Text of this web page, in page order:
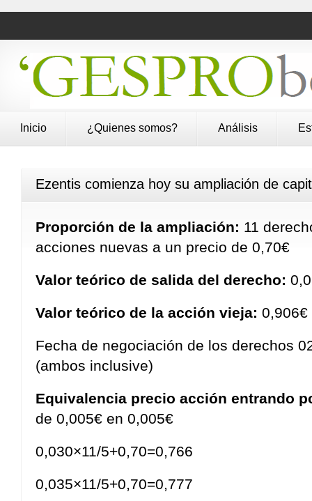
Inicio ¿Quienes somos? Análisis
Ezentis comienza hoy su ampliación de
Proporción de la ampliación: 11
acciones nuevas a un precio de 0,70€
Valor teórico de salida del derecho:
Valor teórico de la acción vieja: 0,906€
Fecha de negociación de los derechos
(ambos inclusive)
Equivalencia precio acción entrando
de 0,005€ en 0,005€
0,030×11/5+0,70=0,766
0,035×11/5+0,70=0,777